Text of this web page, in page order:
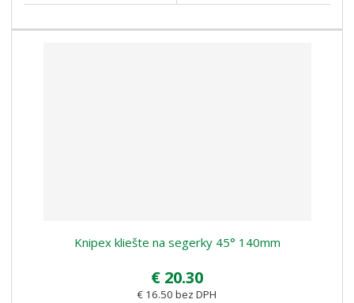
Knipex kliešte na segerky 45° 140mm
€ 20.30
€ 16.50 bez DPH